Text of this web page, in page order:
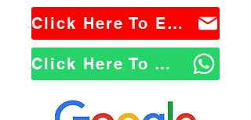
Click Here To Email Us
Click Here To WhatsApp Us